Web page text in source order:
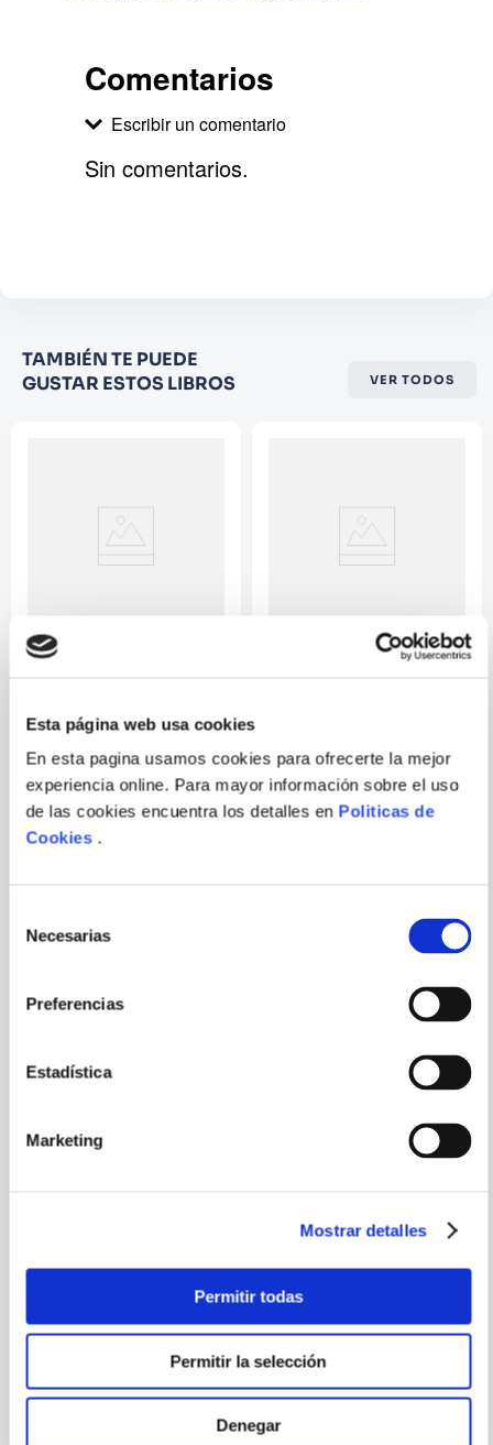
Esta página web usa cookies
En esta pagina usamos cookies para ofrecerte la mejor
experiencia online. Para mayor información sobre el uso
de las cookies encuentra los detalles en Politicas de
Cookies.
Necesarias
Preferencias
Estadística
Marketing
Mostrar detalles
Permitir todas
Permitir la selección
Denegar
Comentarios
Escribir un comentario
Califique el producto de 1 a 5
estrellas
Correo electrónico
Escribir comentario
ENVIAR
COMENTARIO
Sin comentarios.
TAMBIÉN TE PUEDE
GUSTAR ESTOS LIBROS
VER TODOS
CUENTOS
STAR WARS
FUERZA. LAS AVENTURAS DE
BB-8
VARIOS AUTORES
COLORES